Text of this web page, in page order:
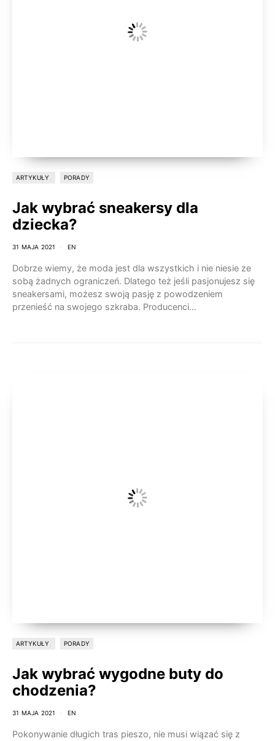
ARTYKUŁY PORADY
Jak wybrać sneakersy dla
dziecka?
31 MAJA 2021 EN
Dobrze wiemy, że moda jest dla wszystkich i nie niesie ze
sobą żadnych ograniczeń. Dlatego też jeśli pasjonujesz się
sneakersami, możesz swoją pasję z powodzeniem
przenieść na swojego szkraba. Producenci…
ARTYKUŁY PORADY
Jak wybrać wygodne buty do
chodzenia?
31 MAJA 2021 EN
Pokonywanie długich tras pieszo, nie musi wiązać się z